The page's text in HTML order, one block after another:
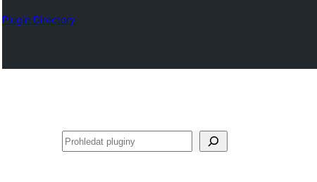
Plugin Directory
Hledat